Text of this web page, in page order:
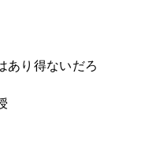
あり得ないだろ